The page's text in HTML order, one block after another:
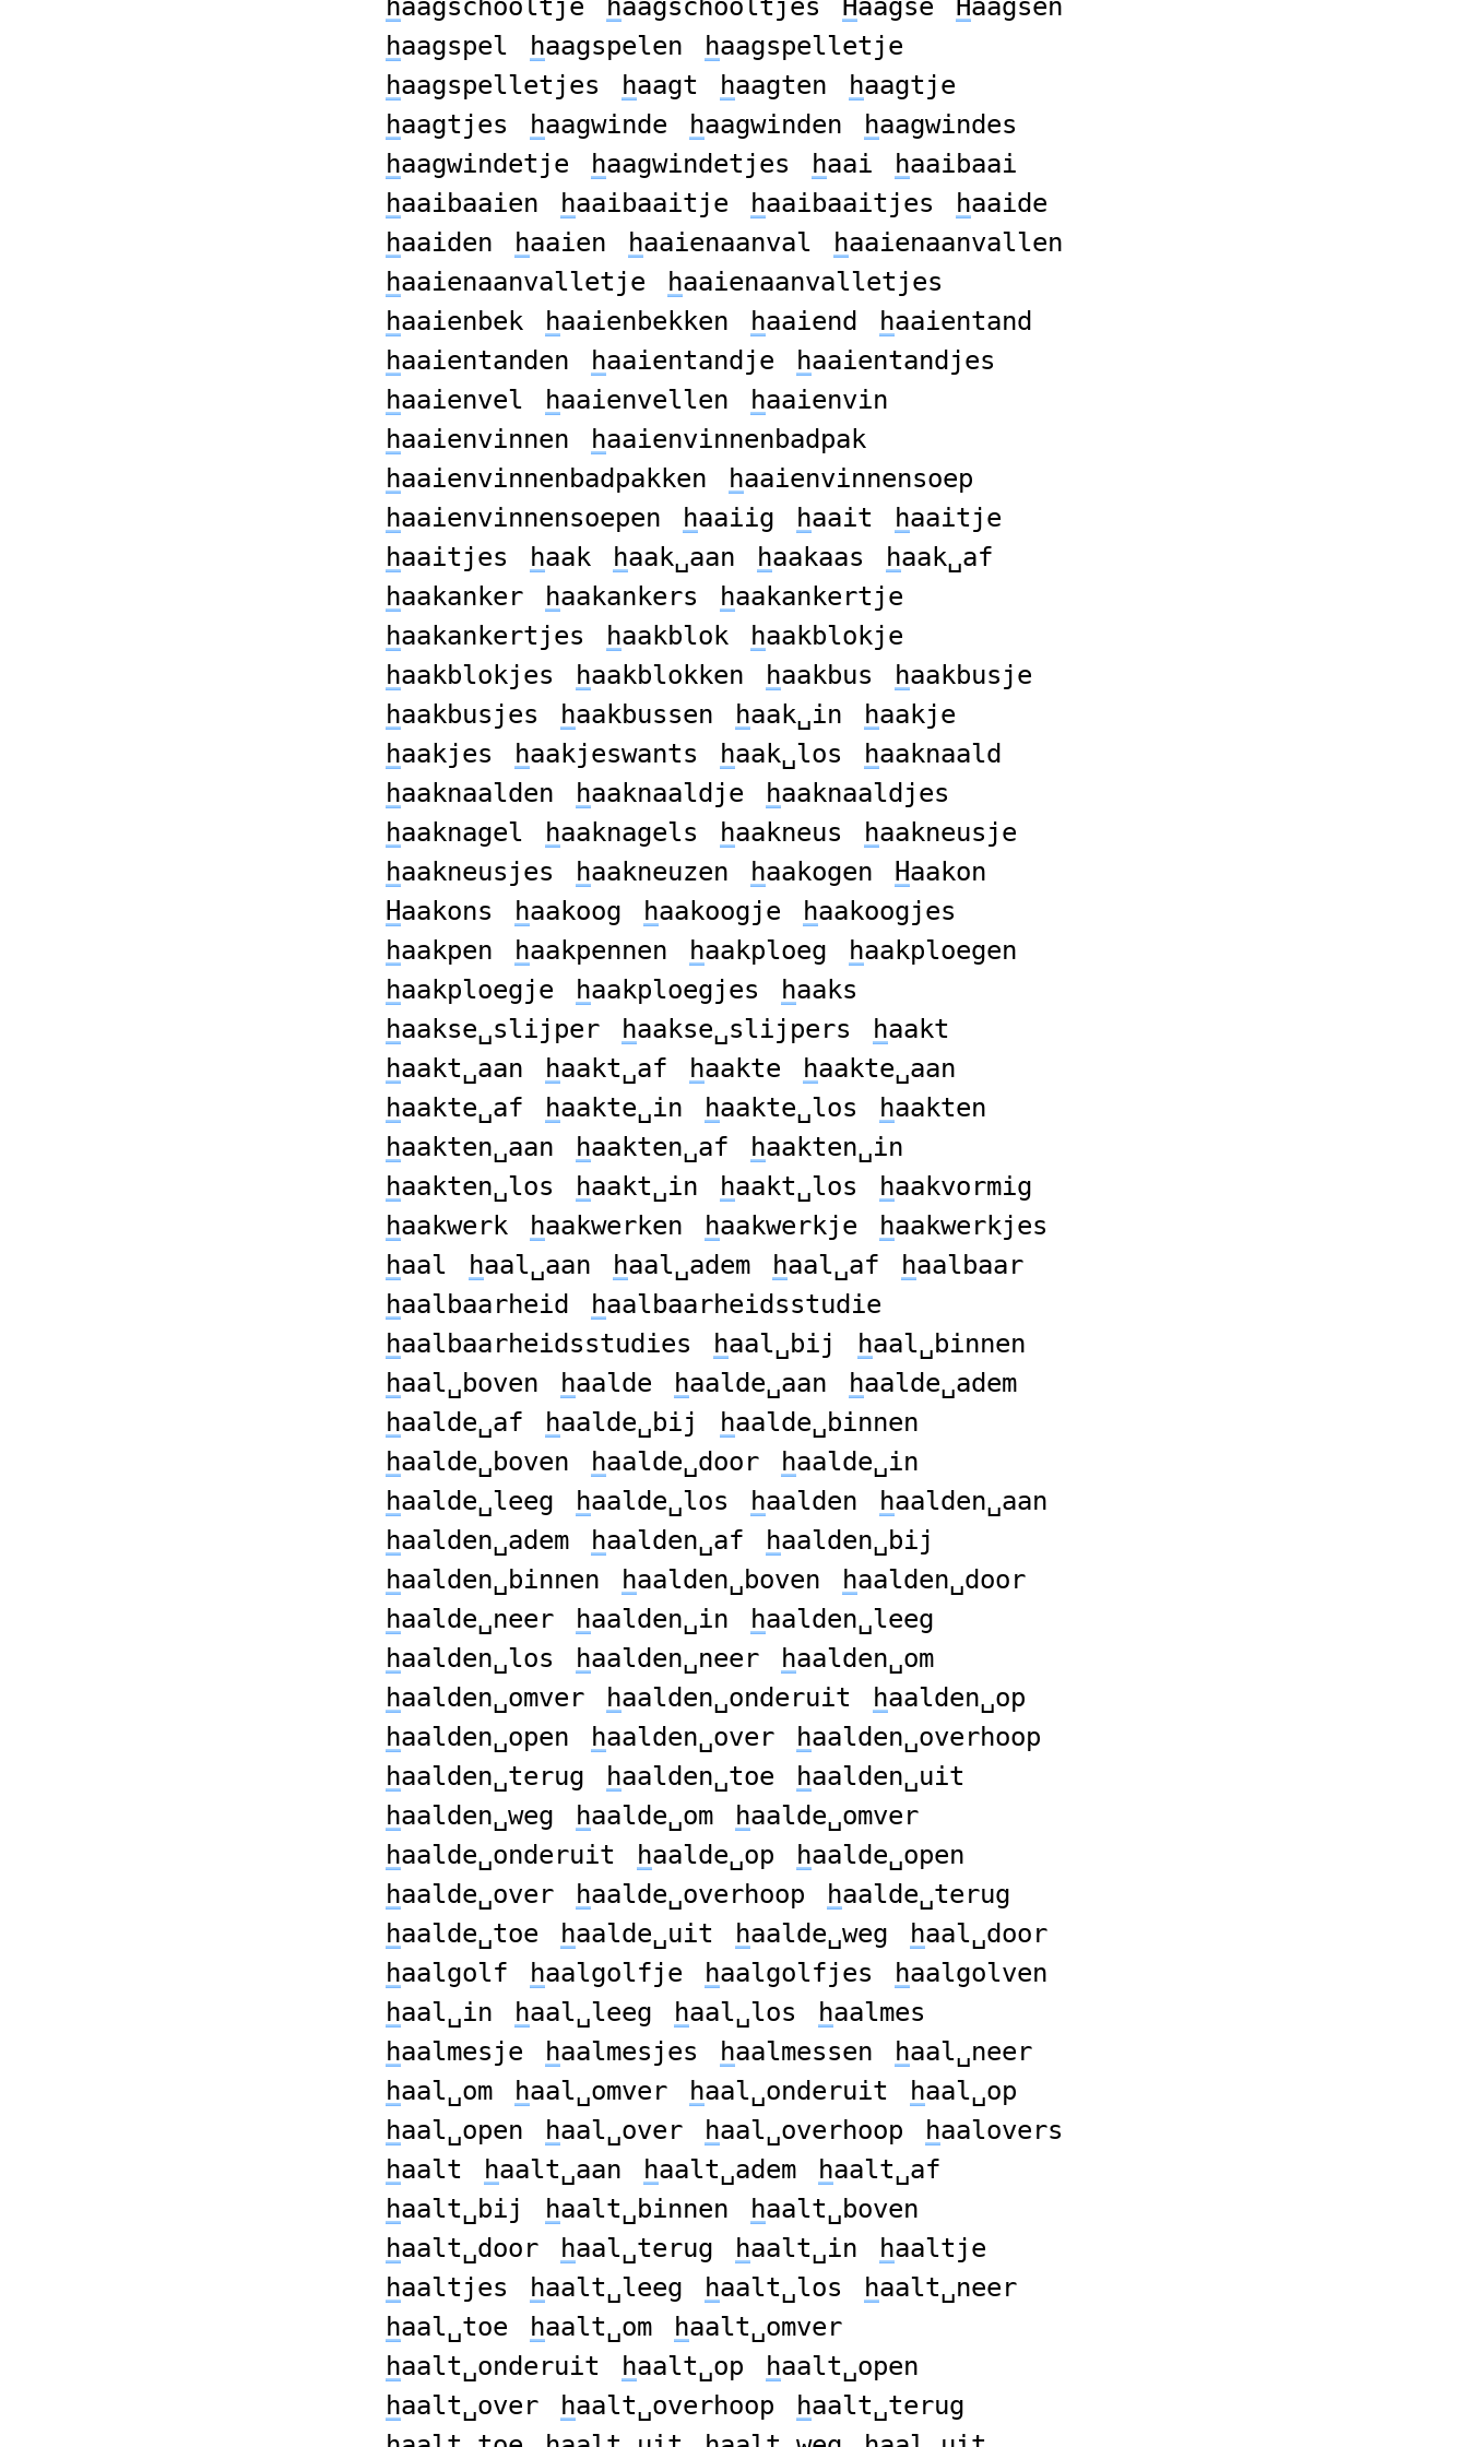
haagschooltje haagschooltjes Haagse Haagsen
haagspel haagspelen haagspelletje
haagspelletjes haagt haagten haagtje
haagtjes haagwinde haagwinden haagwindes
haagwindetje haagwindetjes haai haaibaai
haaibaaien haaibaaitje haaibaaitjes haaide
haaiden haaien haaienaanval haaienaanvallen
haaienaanvalletje haaienaanvalletjes
haaienbek haaienbekken haaiend haaientand
haaientanden haaientandje haaientandjes
haaienvel haaienvellen haaienvin
haaienvinnen haaienvinnenbadpak
haaienvinnenbadpakken haaienvinnensoep
haaienvinnensoepen haaiig haait haaitje
haaitjes haak haak␣aan haakaas haak␣af
haakanker haakankers haakankertje
haakankertjes haakblok haakblokje
haakblokjes haakblokken haakbus haakbusje
haakbusjes haakbussen haak␣in haakje
haakjes haakjeswants haak␣los haaknaald
haaknaalden haaknaaldje haaknaaldjes
haaknagel haaknagels haakneus haakneusje
haakneusjes haakneuzen haakogen Haakon
Haakons haakoog haakoogje haakoogjes
haakpen haakpennen haakploeg haakploegen
haakploegje haakploegjes haaks
haakse␣slijper haakse␣slijpers haakt
haakt␣aan haakt␣af haakte haakte␣aan
haakte␣af haakte␣in haakte␣los haakten
haakten␣aan haakten␣af haakten␣in
haakten␣los haakt␣in haakt␣los haakvormig
haakwerk haakwerken haakwerkje haakwerkjes
haal haal␣aan haal␣adem haal␣af haalbaar
haalbaarheid haalbaarheidsstudie
haalbaarheidsstudies haal␣bij haal␣binnen
haal␣boven haalde haalde␣aan haalde␣adem
haalde␣af haalde␣bij haalde␣binnen
haalde␣boven haalde␣door haalde␣in
haalde␣leeg haalde␣los haalden haalden␣aan
haalden␣adem haalden␣af haalden␣bij
haalden␣binnen haalden␣boven haalden␣door
haalde␣neer haalden␣in haalden␣leeg
haalden␣los haalden␣neer haalden␣om
haalden␣omver haalden␣onderuit haalden␣op
haalden␣open haalden␣over haalden␣overhoop
haalden␣terug haalden␣toe haalden␣uit
haalden␣weg haalde␣om haalde␣omver
haalde␣onderuit haalde␣op haalde␣open
haalde␣over haalde␣overhoop haalde␣terug
haalde␣toe haalde␣uit haalde␣weg haal␣door
haalgolf haalgolfje haalgolfjes haalgolven
haal␣in haal␣leeg haal␣los haalmes
haalmesje haalmesjes haalmessen haal␣neer
haal␣om haal␣omver haal␣onderuit haal␣op
haal␣open haal␣over haal␣overhoop haalovers
haalt haalt␣aan haalt␣adem haalt␣af
haalt␣bij haalt␣binnen haalt␣boven
haalt␣door haal␣terug haalt␣in haaltje
haaltjes haalt␣leeg haalt␣los haalt␣neer
haal␣toe haalt␣om haalt␣omver
haalt␣onderuit haalt␣op haalt␣open
haalt␣over haalt␣overhoop haalt␣terug